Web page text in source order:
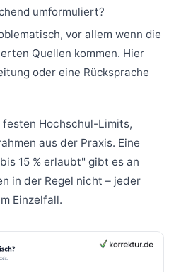
umformuliert?
vor allem wenn die
Quellen kommen. Hier
oder eine Rücksprache
Hochschul-Limits,
aus der Praxis. Eine
15 % erlaubt" gibt es an
in der Regel nicht – jeder
Einzelfall.